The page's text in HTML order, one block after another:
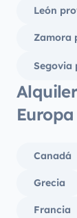
León
Zamora
Segovia
Canadá
Grecia
Francia